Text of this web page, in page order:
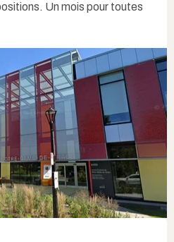
Un mois pour toutes